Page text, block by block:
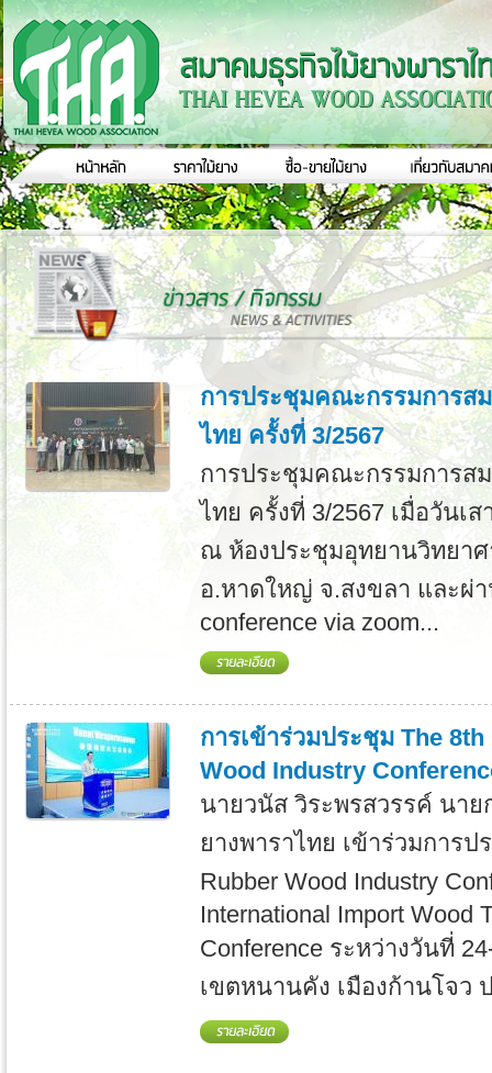
การประชุมคณะกรรมการส
ไทย ครั้งที่ 3/2567
การประชุมคณะกรรมการส
ไทย ครั้งที่ 3/2567 เมื่อวันเ
ณ ห้องประชุมอุทยานวิทยา
อ.หาดใหญ่ จ.สงขลา และผ่
conference via zoom...
การเข้าร่วมประชุม The
Wood Industry
นายวนัส วิระพรสวรรค์ นา
ยางพาราไทย เข้าร่วมการป
Rubber Wood Industry
International Import Wood
Conference ระหว่างวันที่
เขตหนานคัง เมืองก้านโจว